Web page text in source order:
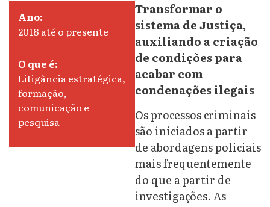
Ano:
2018 até o presente
O que é:
Litigância estratégica,
formação,
comunicação e
pesquisa
Transformar o
sistema de Justiça,
auxiliando a criação
de condições para
acabar com
condenações ilegais
Os processos criminais
são iniciados a partir
de abordagens policiais
mais frequentemente
do que a partir de
investigações. As